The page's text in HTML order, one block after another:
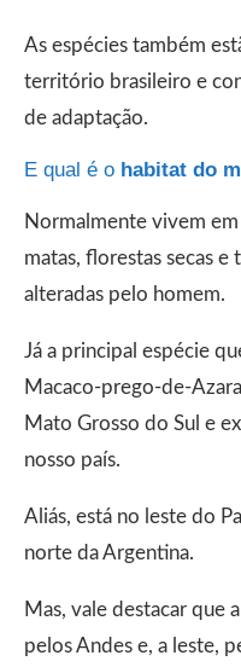
As espécies também
território brasileiro e
de adaptação.
E qual é o habitat do
Normalmente vivem
matas, florestas secas
alteradas pelo homem.
Já a principal espécie
Macaco-prego-de-
Mato Grosso do Sul e
nosso país.
Aliás, está no leste do
norte da Argentina.
Mas, vale destacar que
pelos Andes e, a leste,